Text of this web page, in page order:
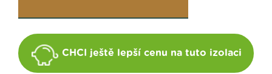
CHCI ještě lepší cenu na tuto izolaci